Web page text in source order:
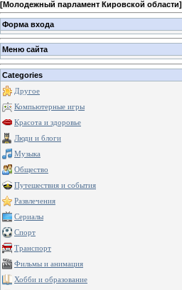
[Молодежный парламент Кировской области]
Форма входа
Меню сайта
Categories
Другое
Компьютерные игры
Красота и здоровье
Люди и блоги
Музыка
Общество
Путешествия и события
Развлечения
Сериалы
Спорт
Транспорт
Фильмы и анимация
Хобби и образование